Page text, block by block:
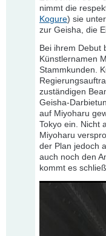
nimmt die
Kogure) sie
zur Geisha, die
Bei ihrem Debut
Künstlernamen
Stammkunden.
zuständigen
Geisha-
auf Miyoharu
Tokyo ein. Nicht
Miyoharu
der Plan jedoch
auch noch den
kommt es